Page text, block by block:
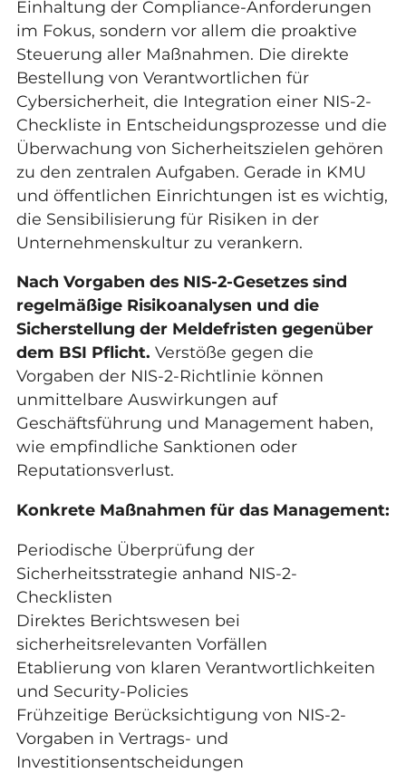
Einhaltung der Compliance-Anforderungen
im Fokus, sondern vor allem die proaktive
Steuerung aller Maßnahmen. Die direkte
Bestellung von Verantwortlichen für
Cybersicherheit, die Integration einer NIS-2-
Checkliste in Entscheidungsprozesse und die
Überwachung von Sicherheitszielen gehören
zu den zentralen Aufgaben. Gerade in KMU
und öffentlichen Einrichtungen ist es wichtig,
die Sensibilisierung für Risiken in der
Unternehmenskultur zu verankern.
Nach Vorgaben des NIS-2-Gesetzes sind
regelmäßige Risikoanalysen und die
Sicherstellung der Meldefristen gegenüber
dem BSI Pflicht. Verstöße gegen die
Vorgaben der NIS-2-Richtlinie können
unmittelbare Auswirkungen auf
Geschäftsführung und Management haben,
wie empfindliche Sanktionen oder
Reputationsverlust.
Konkrete Maßnahmen für das Management:
Periodische Überprüfung der
Sicherheitsstrategie anhand NIS-2-
Checklisten
Direktes Berichtswesen bei
sicherheitsrelevanten Vorfällen
Etablierung von klaren Verantwortlichkeiten
und Security-Policies
Frühzeitige Berücksichtigung von NIS-2-
Vorgaben in Vertrags- und
Investitionsentscheidungen